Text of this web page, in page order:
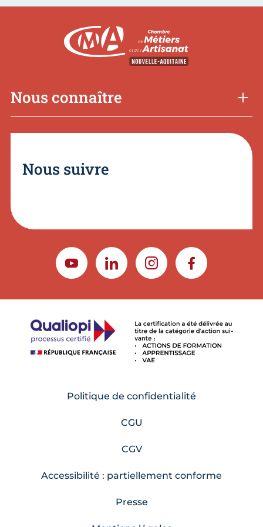
Nous connaître
Nous suivre
YOUTUBELINKEDININSTAGRAMFACEBOOK
Politique de confidentialité
CGU
CGV
Accessibilité : partiellement conforme
Presse